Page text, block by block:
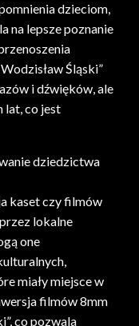
dzieciom,
na lepsze poznanie
Śląski”
i dźwięków, ale
lat, co jest
dziedzictwa
kaset czy filmów
lokalne
one
miały miejsce w
filmów 8mm
co pozwala